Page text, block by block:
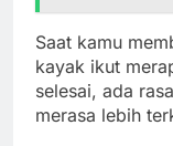
Saat kamu
kayak ikut
selesai, ada
merasa lebih